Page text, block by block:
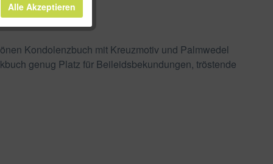
Kondolenzbuch mit Kreuzmotiv und Palmwedel
genug Platz für Beileidsbekundungen, tröstende
Alle Akzeptieren